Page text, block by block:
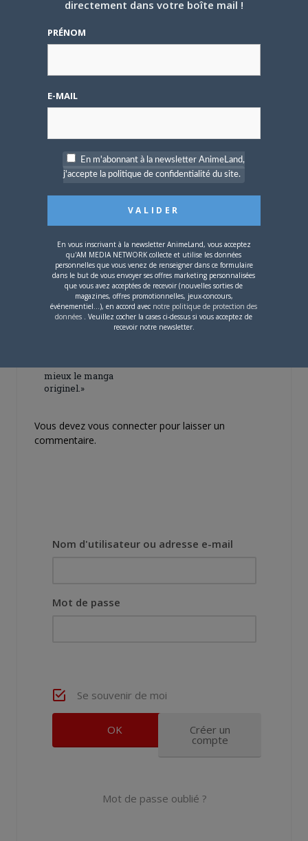
5 AOÛT 2026 0
L’AnimeLand Hors-Série
– Spécial Posters est
4 AOÛT 2026 0
Une nouvelle série TV
4 JUILLET 2026 0
[Entretien] Mokochan : «
mieux le manga
originel.»
Vous devez vous connecter pour laisser un
commentaire.
Nom d'utilisateur ou adresse e-mail
Mot de passe
Se souvenir de moi
Créer un
compte
Mot de passe oublié ?
directement dans votre boîte mail !
PRÉNOM
E-MAIL
En m'abonnant à la newsletter AnimeLand,
j'accepte la politique de confidentialité du site.
En vous inscrivant à la newsletter AnimeLand, vous acceptez
qu'AM MEDIA NETWORK collecte et utilise les données
personnelles que vous venez de renseigner dans ce formulaire
dans le but de vous envoyer ses offres marketing personnalisées
que vous avez acceptées de recevoir (nouvelles sorties de
magazines, offres promotionnelles, jeux-concours,
événementiel...), en accord avec notre politique de protection des
données . Veuillez cocher la cases ci-dessus si vous acceptez de
recevoir notre newsletter.